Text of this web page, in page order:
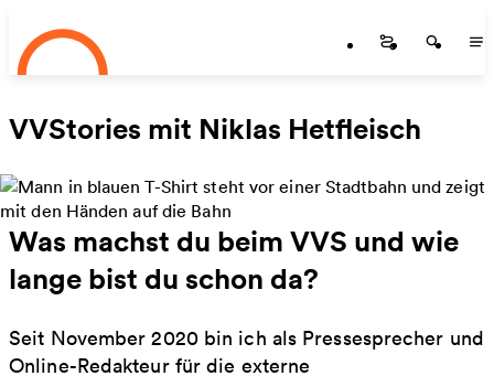
Zum Hauptinhalt springen
Startseite
VVStories mit Niklas Hetfleisch
Was machst du beim VVS und wie
lange bist du schon da?
Seit November 2020 bin ich als Pressesprecher und
Online-Redakteur für die externe